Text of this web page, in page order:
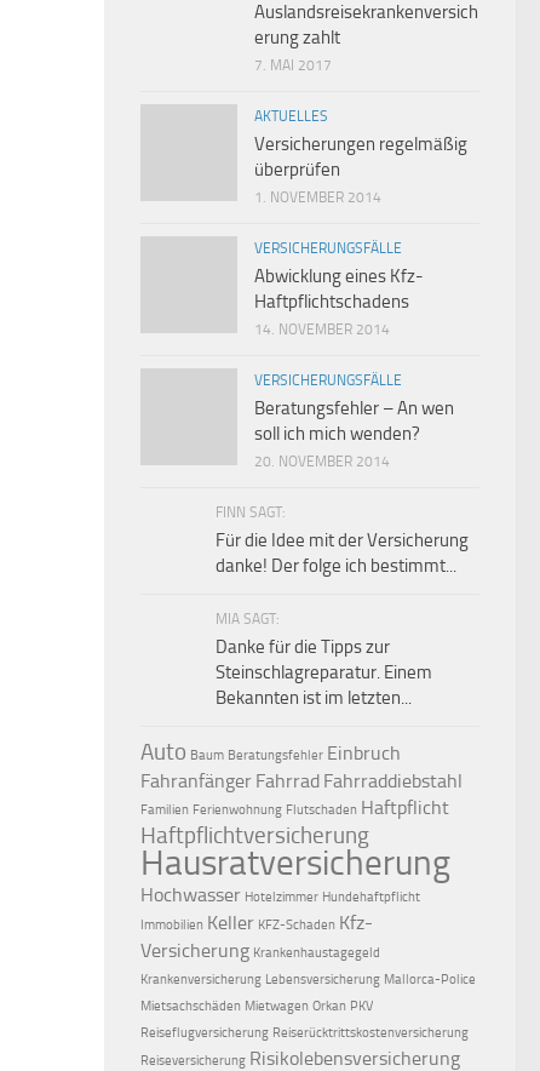
Auslandsreisekrankenversich
erung zahlt
7. MAI 2017
AKTUELLES
Versicherungen regelmäßig
überprüfen
1. NOVEMBER 2014
VERSICHERUNGSFÄLLE
Abwicklung eines Kfz-
Haftpflichtschadens
14. NOVEMBER 2014
VERSICHERUNGSFÄLLE
Beratungsfehler – An wen
soll ich mich wenden?
20. NOVEMBER 2014
FINN SAGT:
Für die Idee mit der Versicherung
danke! Der folge ich bestimmt...
MIA SAGT:
Danke für die Tipps zur
Steinschlagreparatur. Einem
Bekannten ist im letzten...
Auto Baum Beratungsfehler Einbruch
Fahranfänger Fahrrad Fahrraddiebstahl
Familien Ferienwohnung Flutschaden Haftpflicht
Haftpflichtversicherung
Hausratversicherung
Hochwasser Hotelzimmer Hundehaftpflicht
Immobilien Keller KFZ-Schaden Kfz-
Versicherung Krankenhaustagegeld
Krankenversicherung Lebensversicherung Mallorca-Police
Mietsachschäden Mietwagen Orkan PKV
Reiseflugversicherung Reiserücktrittskostenversicherung
Reiseversicherung Risikolebensversicherung